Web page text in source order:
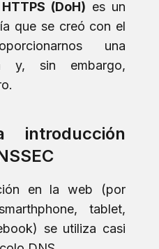
(DoH) es un
que se creó con el
una
y, sin embargo,
introducción
en la web (por
tablet,
se utiliza casi